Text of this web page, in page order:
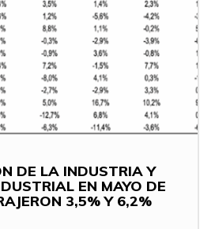
DE LA INDUSTRIA Y
EN MAYO DE
3,5% Y 6,2%